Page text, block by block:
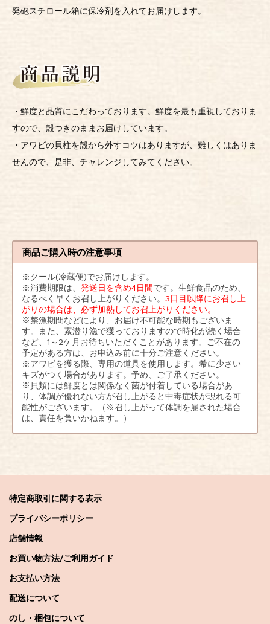
発砲スチロール箱に保冷剤を入れてお届けします。
・鮮度と品質にこだわっております。鮮度を最も重視しておりま
すので、殻つきのままお届けしています。
・アワビの貝柱を殻から外すコツはありますが、難しくはありま
せんので、是非、チャレンジしてみてください。
商品ご購入時の注意事項
※クール(冷蔵便)でお届けします。
※消費期限は、 発送日を含め4日間です。生鮮食品のため、
なるべく早くお召し上がりください。 3日目以降にお召し上
がりの場合は、必ず加熱してお召上がりください。
※禁漁期間などにより、お届け不可能な時期もございま
す。また、素潜り漁で獲っておりますので時化が続く場合
など、1～2ケ月お待ちいただくことがあります。ご不在の
予定がある方は、お申込み前に十分ご注意ください。
※アワビを獲る際、専用の道具を使用します。希に少さい
キズがつく場合があります。予め、ご了承ください。
※貝類には鮮度とは関係なく菌が付着している場合があ
り、体調が優れない方が召し上がると中毒症状が現れる可
能性がございます。（※召し上がって体調を崩された場合
は、責任を負いかねます。）
特定商取引に関する表示
プライバシーポリシー
店舗情報
お買い物方法/ご利用ガイド
お支払い方法
配送について
のし・梱包について